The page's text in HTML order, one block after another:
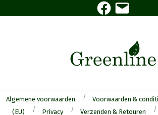
to
Facebook
E-
mail
Algemene voorwaarden Voorwaarden &
(EU)
Privacy Verzenden & Retouren